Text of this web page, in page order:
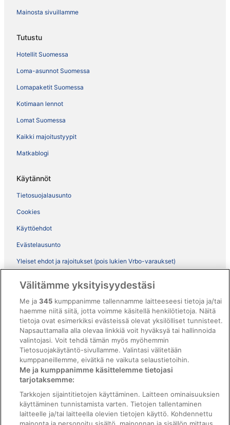
Mainosta sivuillamme
Tutustu
Hotellit Suomessa
Loma-asunnot Suomessa
Lomapaketit Suomessa
Kotimaan lennot
Lomat Suomessa
Kaikki majoitustyypit
Matkablogi
Käytännöt
Tietosuojalausunto
Cookies
Käyttöehdot
Evästelausunto
Yleiset ehdot ja rajoitukset (pois lukien Vrbo-varaukset)
ebookers BONUS+ -ohjelman ehdot
Oikeudelliset tiedot / ota meihin yhteyttä
Sisältövaatimukset ja ilmoituksen tekeminen sisällöstä
Tuki
Ota yhteyttä
Varauksen muuttaminen tai peruuttaminen
Varaa lento lentoyhtiön hyvityskupongeilla
Välitämme yksityisyydestäsi
Me ja345 kumppanimme tallennamme laitteeseesi tietoja ja/tai
haemme niitä siitä, jotta voimme käsitellä henkilötietoja. Näitä
tietoja ovat esimerkiksi evästeissä olevat yksilölliset tunnisteet.
Napsauttamalla alla olevaa linkkiä voit hyväksyä tai hallinnoida
valintojasi. Voit tehdä tämän myös myöhemmin
Tietosuojakäytäntö-sivullamme. Valintasi välitetään
kumppaneillemme, eivätkä ne vaikuta selaustietoihin.
Me ja kumppanimme käsittelemme tietojasi
tarjotaksemme:
Tarkkojen sijaintitietojen käyttäminen. Laitteen ominaisuuksien
käyttäminen tunnistamista varten. Tietojen tallentaminen
laitteelle ja/tai laitteella olevien tietojen käyttö. Kohdennettu